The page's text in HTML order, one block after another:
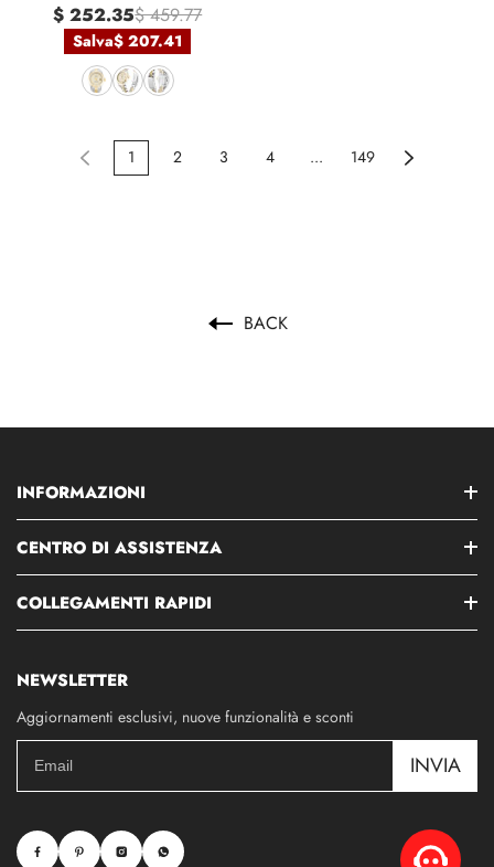
$ 252.35$ 459.77
Salva$ 207.41
1 2 3 4 ... 149
BACK
INFORMAZIONI
CENTRO DI ASSISTENZA
COLLEGAMENTI RAPIDI
NEWSLETTER
Aggiornamenti esclusivi, nuove funzionalità e sconti
INVIA